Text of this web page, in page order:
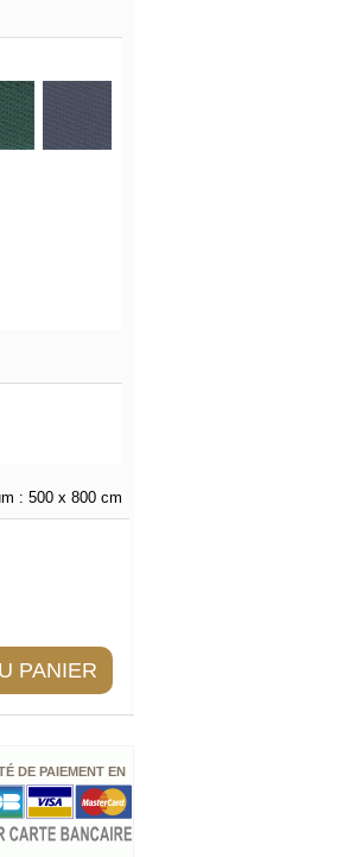
: 500 x 800 cm
PANIER
DE PAIEMENT EN